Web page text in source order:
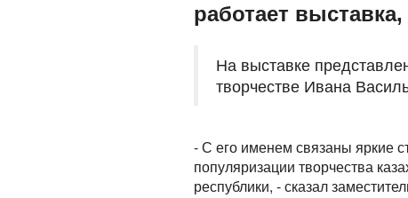
работает
На выставке
творчестве Ивана
- С его именем связаны яркие
популяризации творчества
республики, - сказал